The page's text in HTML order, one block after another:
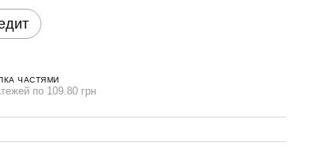
ЧАСТЯМИ
по 109.80 грн